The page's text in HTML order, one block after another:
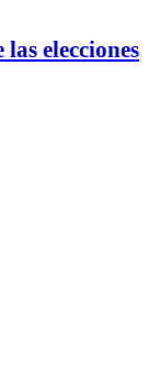
elecciones